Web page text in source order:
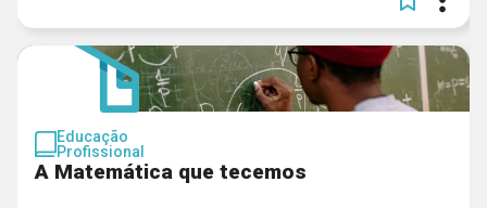
Educação
Profissional
A Matemática que tecemos